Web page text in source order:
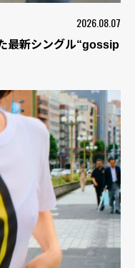
2026.08.07
最新シングル“gossip